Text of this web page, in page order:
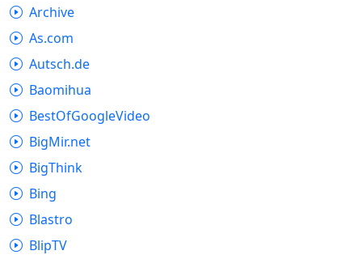
Archive
As.com
Autsch.de
Baomihua
BestOfGoogleVideo
BigMir.net
BigThink
Bing
Blastro
BlipTV